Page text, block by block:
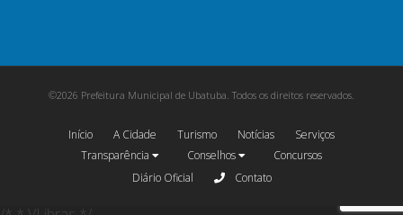
©2026 Prefeitura Municipal de Ubatuba. Todos os direitos reservados.
Início A Cidade Turismo Notícias
Serviços
Transparência
Conselhos
Concursos
Diário Oficial
Contato